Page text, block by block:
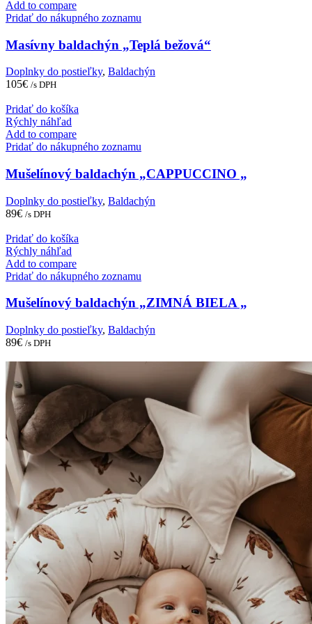
Add to compare
Pridať do nákupného zoznamu
Masívny baldachýn „Teplá bežová“
Doplnky do postieľky, Baldachýn
105€ /s DPH
Pridať do košíka
Rýchly náhľad
Add to compare
Pridať do nákupného zoznamu
Mušelínový baldachýn „CAPPUCCINO „
Doplnky do postieľky, Baldachýn
89€ /s DPH
Pridať do košíka
Rýchly náhľad
Add to compare
Pridať do nákupného zoznamu
Mušelínový baldachýn „ZIMNÁ BIELA „
Doplnky do postieľky, Baldachýn
89€ /s DPH